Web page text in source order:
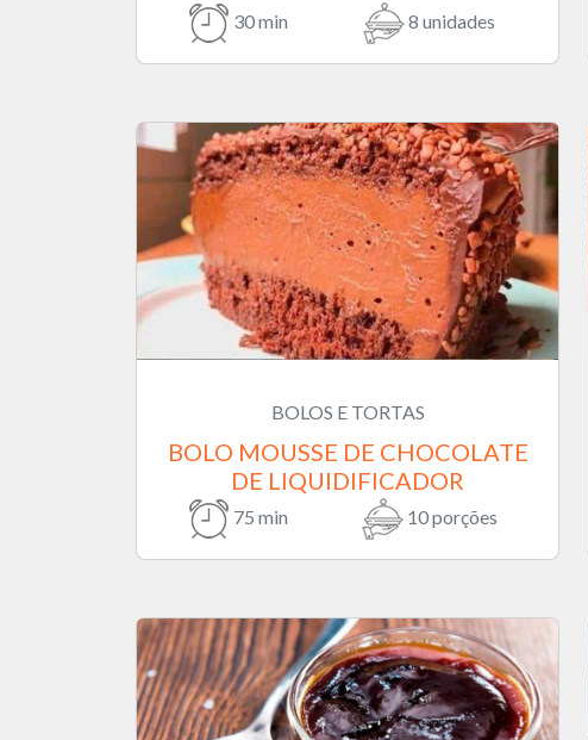
30 min 8 unidades
BOLOS E TORTAS
BOLO MOUSSE DE CHOCOLATE
DE LIQUIDIFICADOR
75 min 10 porções